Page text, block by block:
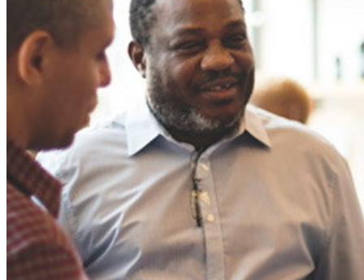
di 1 sep 2026
10:00 - 11:30
Terheijden - Theek 5 Terheijden
Markstraat 6
4844 CR Terheijden